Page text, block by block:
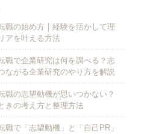
職の始め方｜経験を活かして理
アを叶える方法
職で企業研究は何を調べる？志
ながる企業研究のやり方を解説
職の志望動機が思いつかない？
きの考え方と整理方法
職で「志望動機」と「自己PR」